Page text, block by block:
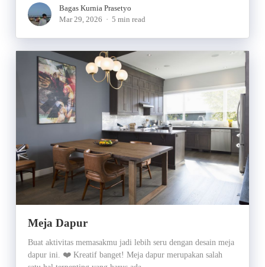
Bagas Kurnia Prasetyo
Mar 29, 2026
5 min read
Meja Dapur
Buat aktivitas memasakmu jadi lebih seru dengan desain meja
dapur ini. ❤️ Kreatif banget! Meja dapur merupakan salah